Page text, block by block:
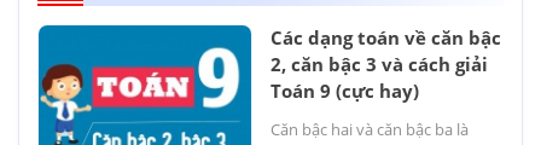
Các dạng toán về căn bậc
2, căn bậc 3 và cách giải
Toán 9 (cực hay)
Căn bậc hai và căn bậc ba là